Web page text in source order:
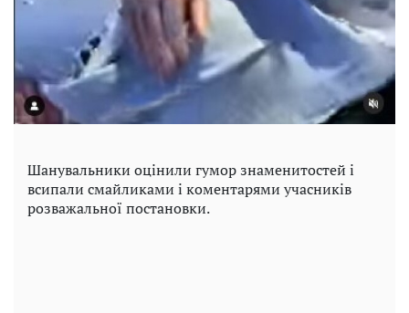
Шанувальники оцінили гумор знаменитостей і
всипали смайликами і коментарями учасників
розважальної постановки.